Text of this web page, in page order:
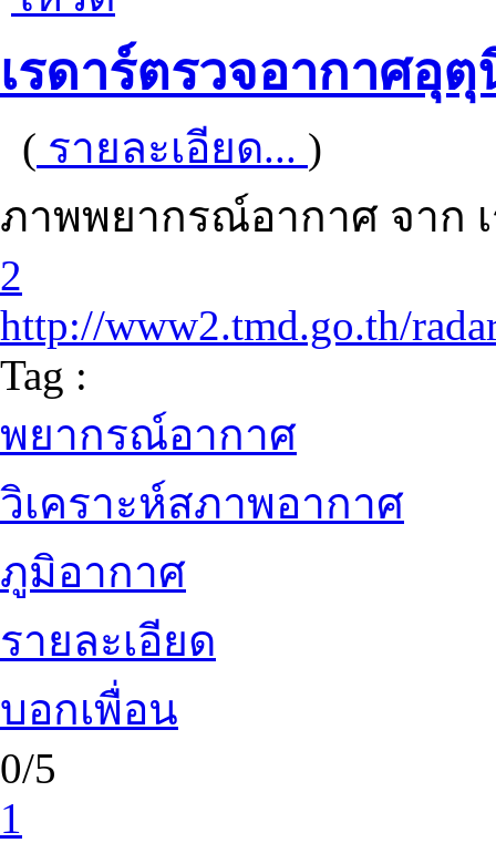
เรดาร์ตรวจอากาศอุ
( รายละเอียด... )
ภาพพยากรณ์อากาศ จาก
2
http://www2.tmd.go.th/
Tag :
พยากรณ์อากาศ
วิเคราะห์สภาพอากาศ
ภูมิอากาศ
รายละเอียด
บอกเพื่อน
0/5
1